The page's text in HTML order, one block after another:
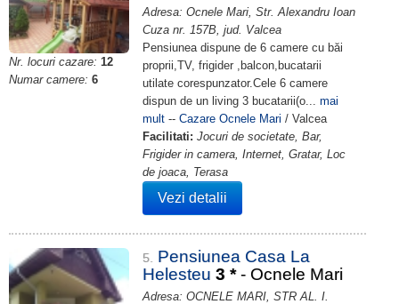
Nr. locuri cazare: 12
Numar camere: 6
Adresa: Ocnele Mari, Str. Alexandru Ioan
Cuza nr. 157B, jud. Valcea
Pensiunea dispune de 6 camere cu băi
proprii,TV, frigider ,balcon,bucatarii
utilate corespunzator.Cele 6 camere
dispun de un living 3 bucatarii(o... mai
mult -- Cazare Ocnele Mari / Valcea
Facilitati: Jocuri de societate, Bar,
Frigider in camera, Internet, Gratar, Loc
de joaca, Terasa
Vezi detalii
5.
Pensiunea Casa La
Helesteu 3 * - Ocnele Mari
Adresa: OCNELE MARI, STR AL. I.